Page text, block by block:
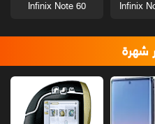
Infinix
Infinix Note 60
شهرة